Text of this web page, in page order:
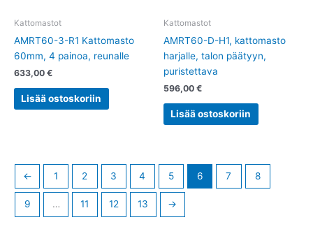
Kattomastot
AMRT60-3-R1 Kattomasto
60mm, 4 painoa, reunalle
633,00 €
Lisää ostoskoriin
Kattomastot
AMRT60-D-H1, kattomasto
harjalle, talon päätyyn,
puristettava
596,00 €
Lisää ostoskoriin
← 1 2 3 4 5 6 7 8
9 … 11 12 13 →